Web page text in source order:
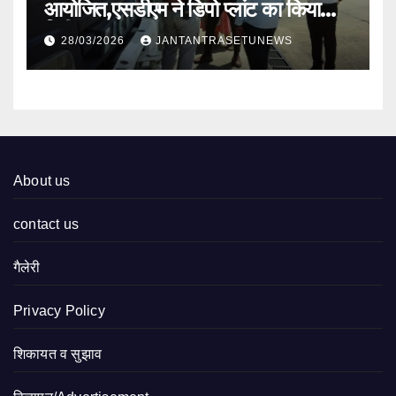
आयोजित,एसडीएम ने डिपो प्लांट का किया
निरीक्षण
28/03/2026 JANTANTRASETUNEWS
About us
contact us
गैलेरी
Privacy Policy
शिकायत व सुझाव